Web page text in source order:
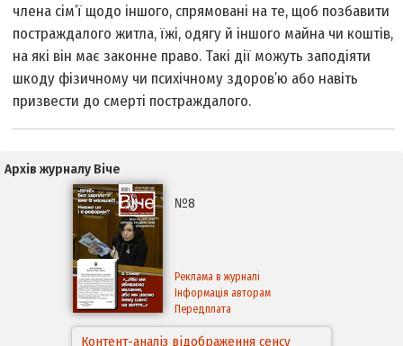
члена сім’ї щодо іншого, спрямовані на те, щоб позбавити
постраждалого житла, їжі, одягу й іншого майна чи коштів,
на які він має законне право. Такі дії можуть заподіяти
шкоду фізичному чи психічному здоров’ю або навіть
призвести до смерті постраждалого.
Архів журналу Віче
№8
Реклама в журналі
Інформація авторам
Передплата
Контент-аналіз відображення сенсу